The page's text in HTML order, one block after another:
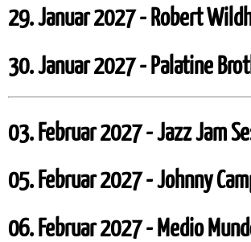
29. Januar 2027 - Robert
30. Januar 2027 - Palatine
03. Februar 2027 - Jazz Jam
05. Februar 2027 - Johnny
06. Februar 2027 - Medio